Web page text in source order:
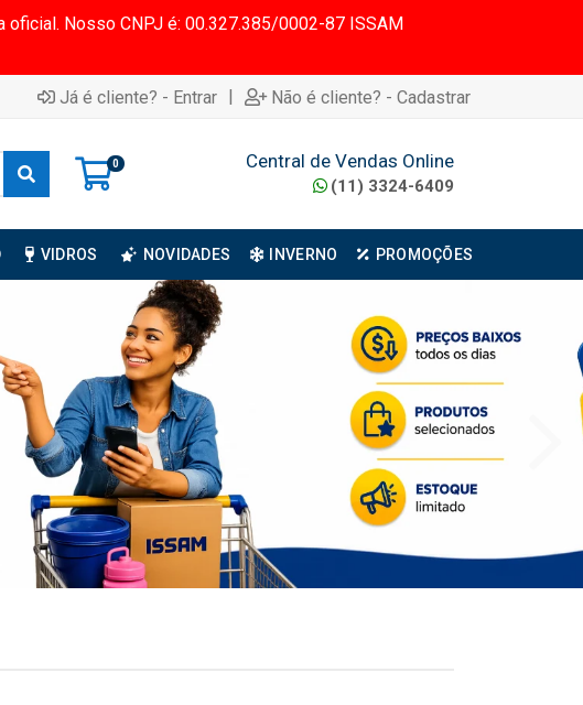
oficial. Nosso CNPJ é: 00.327.385/0002-87 ISSAM
Já é cliente? - Entrar | Não é cliente? - Cadastrar
0 Central de Vendas Online
(11) 3324-6409
VIDROS NOVIDADES INVERNO PROMOÇÕES